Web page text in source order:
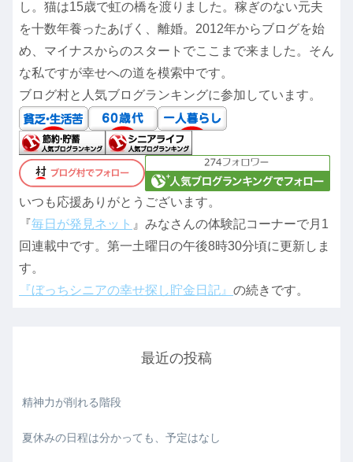
し。猫は15歳で虹の橋を渡りました。稼ぎのない元夫
を十数年養ったあげく、離婚。2012年からブログを始
め、マイナスからのスタートでここまで来ました。そん
な私ですが幸せへの道を模索中です。
ブログ村と人気ブログランキングに参加しています。
いつも応援ありがとうございます。
『毎日が発見ネット 』みなさんの体験記コーナーで月1
回連載中です。第一土曜日の午後8時30分頃に更新しま
す。
『ぼっちシニアの幸せ探し貯金日記』 の続きです。
最近の投稿
精神力が削れる階段
夏休みの日程は分かっても、予定はなし